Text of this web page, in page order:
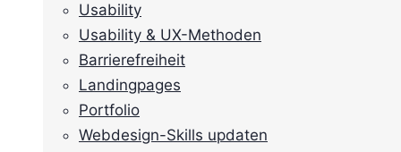
Usability
Usability & UX-Methoden
Barrierefreiheit
Landingpages
Portfolio
Webdesign-Skills updaten